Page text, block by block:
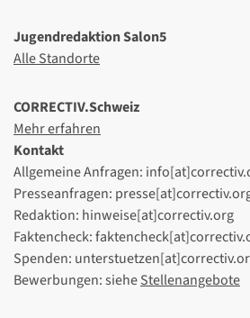
Jugendredaktion Salon5
Alle Standorte
CORRECTIV.Schweiz
Mehr erfahren
Kontakt
Allgemeine Anfragen:
Presseanfragen:
Redaktion: hinweise[at]correctiv.org
Faktencheck:
Spenden:
Bewerbungen: sieheStellenangebote